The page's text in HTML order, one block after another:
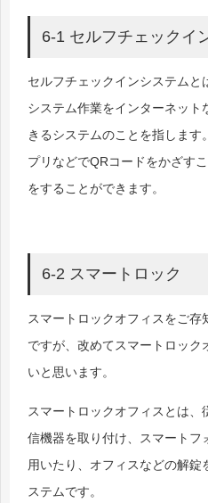
6-1 セルフチェックイ
セルフチェックインシステムと
システム作業をインターネッ
きるシステムのことを指しま
プリなどでQRコードをかざす
をすることができます。
6-2 スマートロック
スマートロックオフィスをご存
ですが、改めてスマートロック
いと思います。
スマートロックオフィスとは、
信機器を取り付け、スマートフ
用いたり、オフィスなどの解
ステムです。